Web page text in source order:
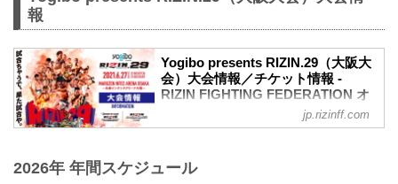
阪で開催されるYogibo presents RIZIN.29
に出場する選手たちの公開練習を、
17LIVEで生配信することが決定！
公開練習の様子はRIZIN FF イチナナ公式
アカウントから生配信され、選手への質
疑応答も行われる予定だ！選手への質疑
応答の際には、ライブ配信中に寄せられ
も…！？
報
Yogibo presents RIZIN.29（大阪大
会）大会情報／チケット情報 -
RIZIN FIGHTING FEDERATION オ
阪にて開催を予定しておりましたYogibo
jp.rizinff.com
2026年 年間スケジュール